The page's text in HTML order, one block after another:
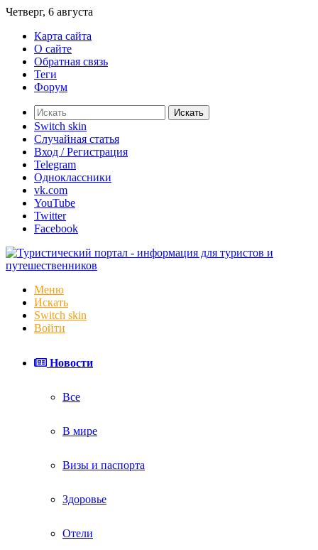
Четверг, 6 августа
Карта сайта
О сайте
Обратная связь
Теги
Форум
Искать
Switch skin
Случайная статья
Вход / Регистрация
Telegram
Одноклассники
vk.com
YouTube
Twitter
Facebook
Меню
Искать
Switch skin
Войти
Новости
Все
В мире
Визы и паспорта
Здоровье
Отели